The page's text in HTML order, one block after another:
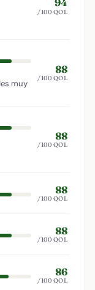
94
/100 QOL
muy
88
/100 QOL
88
/100 QOL
88
/100 QOL
88
/100 QOL
86
/100 QOL